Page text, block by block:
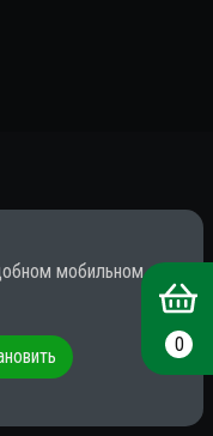
на территории
0
мобильном